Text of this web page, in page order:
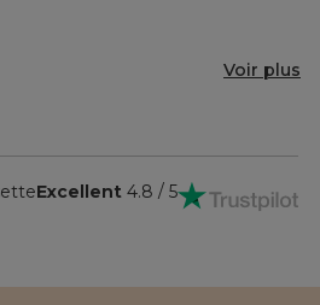
Voir plus
Excellent 4.8 / 5